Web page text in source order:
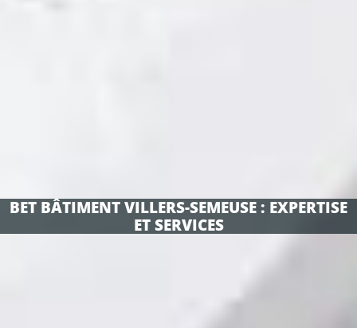
BET BÂTIMENT VILLERS-SEMEUSE : EXPERTISE
ET SERVICES